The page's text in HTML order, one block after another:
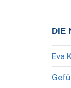
DIE
Eva